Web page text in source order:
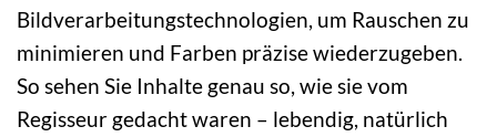
Bildverarbeitungstechnologien, um Rauschen zu
minimieren und Farben präzise wiederzugeben.
So sehen Sie Inhalte genau so, wie sie vom
Regisseur gedacht waren – lebendig, natürlich